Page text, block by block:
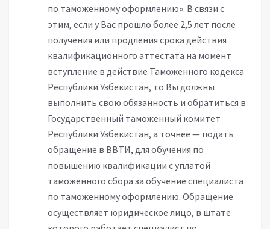
по таможенному оформлению». В связи с
этим, если у Вас прошло более 2,5 лет после
получения или продления срока действия
квалификационного аттестата на момент
вступление в действие Таможенного кодекса
Республики Узбекистан, то Вы должны
выполнить свою обязанность и обратиться в
Государственный таможенный комитет
Республики Узбекистан, а точнее — подать
обращение в ВВТИ, для обучения по
повышению квалификации с уплатой
таможенного сбора за обучение специалиста
по таможенному оформлению. Обращение
осуществляет юридическое лицо, в штате